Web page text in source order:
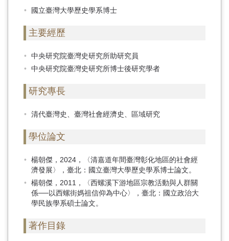
國立臺灣大學歷史學系博士
主要經歷
中央研究院臺灣史研究所助研究員
中央研究院臺灣史研究所博士後研究學者
研究專長
清代臺灣史、臺灣社會經濟史、區域研究
學位論文
楊朝傑，2024，〈清嘉道年間臺灣彰化地區的社會經
濟發展〉，臺北：國立臺灣大學歷史學系博士論文。
楊朝傑，2011，〈西螺溪下游地區宗教活動與人群關
係──以西螺街媽祖信仰為中心〉，臺北：國立政治大
學民族學系碩士論文。
著作目錄